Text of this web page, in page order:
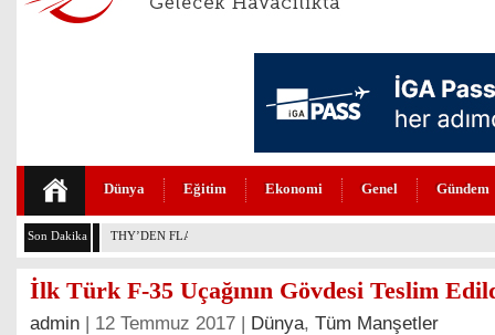
Dünya Eğitim Ekonomi Genel Gündem
Son Dakika THY’DEN FLAŞ SİDNEY UÇUŞLARI KARARI
İlk Türk F-35 Uçağının Gövdesi Teslim
admin | 12 Temmuz 2017 | Dünya, Tüm Manşetler